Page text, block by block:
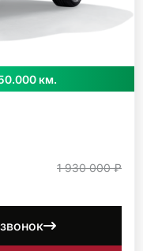
км.
1 930 000 ₽